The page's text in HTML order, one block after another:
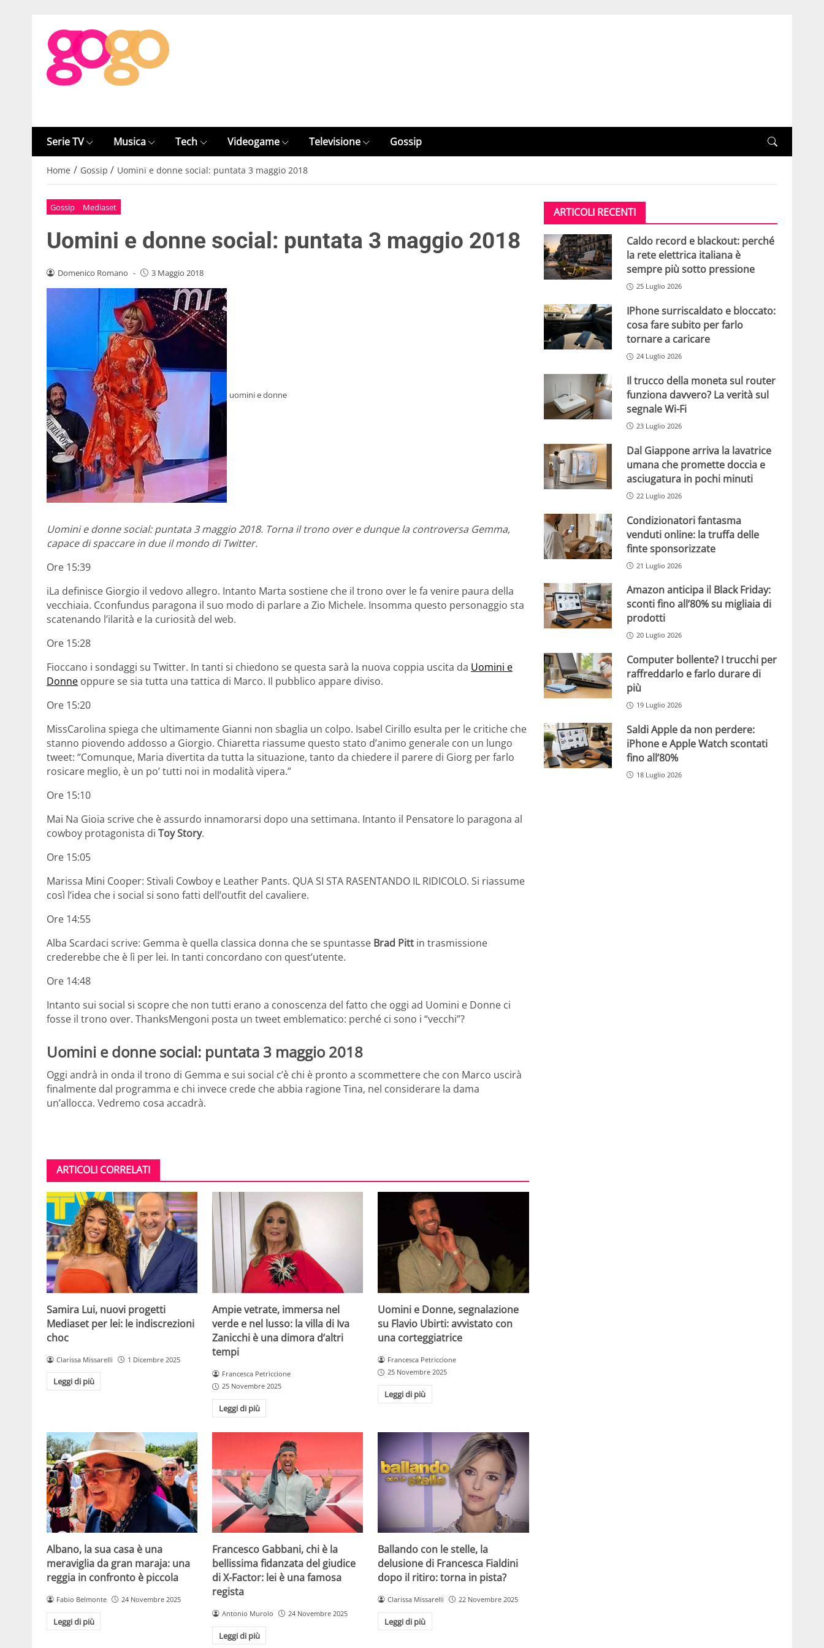
Serie TV Musica Tech Videogame Televisione Gossip
Home / Gossip / Uomini e donne social: puntata 3 maggio 2018
Gossip Mediaset
Uomini e donne social: puntata 3 maggio 2018
Domenico Romano - 3 Maggio 2018
uomini e donne
Uomini e donne social: puntata 3 maggio 2018. Torna il trono over e dunque la controversa Gemma,
capace di spaccare in due il mondo di Twitter.
Ore 15:39
iLa definisce Giorgio il vedovo allegro. Intanto Marta sostiene che il trono over le fa venire paura della
vecchiaia. Cconfundus paragona il suo modo di parlare a Zio Michele. Insomma questo personaggio sta
scatenando l’ilarità e la curiosità del web.
Ore 15:28
Fioccano i sondaggi su Twitter. In tanti si chiedono se questa sarà la nuova coppia uscita da Uomini e
Donne oppure se sia tutta una tattica di Marco. Il pubblico appare diviso.
Ore 15:20
MissCarolina spiega che ultimamente Gianni non sbaglia un colpo. Isabel Cirillo esulta per le critiche che
stanno piovendo addosso a Giorgio. Chiaretta riassume questo stato d’animo generale con un lungo
tweet: “Comunque, Maria divertita da tutta la situazione, tanto da chiedere il parere di Giorg per farlo
rosicare meglio, è un po’ tutti noi in modalità vipera.”
Ore 15:10
Mai Na Gioia scrive che è assurdo innamorarsi dopo una settimana. Intanto il Pensatore lo paragona al
cowboy protagonista di Toy Story.
Ore 15:05
Marissa Mini Cooper: Stivali Cowboy e Leather Pants. QUA SI STA RASENTANDO IL RIDICOLO. Si riassume
così l’idea che i social si sono fatti dell’outfit del cavaliere.
Ore 14:55
Alba Scardaci scrive: Gemma è quella classica donna che se spuntasse Brad Pitt in trasmissione
crederebbe che è lì per lei. In tanti concordano con quest’utente.
Ore 14:48
Intanto sui social si scopre che non tutti erano a conoscenza del fatto che oggi ad Uomini e Donne ci
fosse il trono over. ThanksMengoni posta un tweet emblematico: perché ci sono i “vecchi”?
Uomini e donne social: puntata 3 maggio 2018
Oggi andrà in onda il trono di Gemma e sui social c’è chi è pronto a scommettere che con Marco uscirà
finalmente dal programma e chi invece crede che abbia ragione Tina, nel considerare la dama
un’allocca. Vedremo cosa accadrà.
ARTICOLI CORRELATI
Samira Lui, nuovi progetti
Mediaset per lei: le indiscrezioni
choc
Clarissa Missarelli 1 Dicembre 2025
Leggi di più
Ampie vetrate, immersa nel
verde e nel lusso: la villa di Iva
Zanicchi è una dimora d’altri
tempi
Francesca Petriccione
25 Novembre 2025
Leggi di più
Uomini e Donne, segnalazione
su Flavio Ubirti: avvistato con
una corteggiatrice
Francesca Petriccione
25 Novembre 2025
Leggi di più
Albano, la sua casa è una
meraviglia da gran maraja: una
reggia in confronto è piccola
Fabio Belmonte 24 Novembre 2025
Leggi di più
Francesco Gabbani, chi è la
bellissima fidanzata del giudice
di X-Factor: lei è una famosa
regista
Antonio Murolo 24 Novembre 2025
Leggi di più
Ballando con le stelle, la
delusione di Francesca Fialdini
dopo il ritiro: torna in pista?
Clarissa Missarelli 22 Novembre 2025
Leggi di più
ARTICOLI RECENTI
Caldo record e blackout: perché
la rete elettrica italiana è
sempre più sotto pressione
25 Luglio 2026
IPhone surriscaldato e bloccato:
cosa fare subito per farlo
tornare a caricare
24 Luglio 2026
Il trucco della moneta sul router
funziona davvero? La verità sul
segnale Wi-Fi
23 Luglio 2026
Dal Giappone arriva la lavatrice
umana che promette doccia e
asciugatura in pochi minuti
22 Luglio 2026
Condizionatori fantasma
venduti online: la truffa delle
finte sponsorizzate
21 Luglio 2026
Amazon anticipa il Black Friday:
sconti fino all’80% su migliaia di
prodotti
20 Luglio 2026
Computer bollente? I trucchi per
raffreddarlo e farlo durare di
più
19 Luglio 2026
Saldi Apple da non perdere:
iPhone e Apple Watch scontati
fino all’80%
18 Luglio 2026